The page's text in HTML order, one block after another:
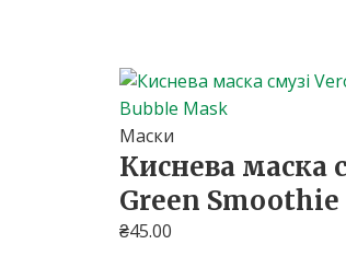
Маски
Киснева маска
Green
₴45.00